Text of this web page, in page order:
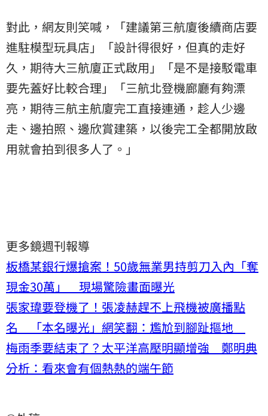
對此，網友則笑喊，「建議第三航廈後續商店要
進駐模型玩具店」「設計得很好，但真的走好
久，期待大三航廈正式啟用」「是不是接駁電車
要先蓋好比較合理」「三航北登機廊廳有夠漂
亮，期待三航主航廈完工直接連通，趁人少邊
走、邊拍照、邊欣賞建築，以後完工全都開放啟
用就會拍到很多人了。」
更多鏡週刊報導
板橋某銀行爆搶案！50歲無業男持剪刀入內「奪
現金30萬」 現場驚險畫面曝光
張家瑋要登機了！張凌赫趕不上飛機被廣播點
名 「本名曝光」網笑翻：尷尬到腳趾摳地
梅雨季要結束了？太平洋高壓明顯增強 鄭明典
分析：看來會有個熱熱的端午節